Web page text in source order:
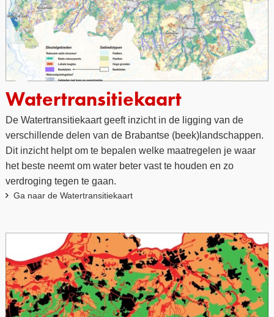
Watertransitiekaart
De Watertransitiekaart geeft inzicht in de ligging van de
verschillende delen van de Brabantse (beek)landschappen.
Dit inzicht helpt om te bepalen welke maatregelen je waar
het beste neemt om water beter vast te houden en zo
verdroging tegen te gaan.
Ga naar de Watertransitiekaart